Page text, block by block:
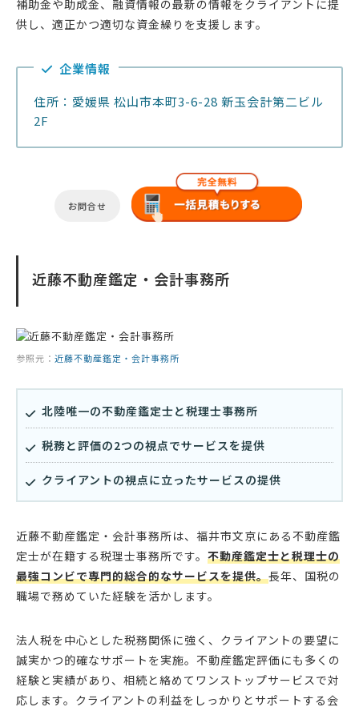
補助金や助成金、融資情報の最新の情報をクライアントに提
供し、適正かつ適切な資金繰りを支援します。
企業情報
住所：愛媛県 松山市本町3-6-28 新玉会計第二ビル
2F
お問合せ
近藤不動産鑑定・会計事務所
参照元： 近藤不動産鑑定・会計事務所
北陸唯一の不動産鑑定士と税理士事務所
税務と評価の2つの視点でサービスを提供
クライアントの視点に立ったサービスの提供
近藤不動産鑑定・会計事務所は、福井市文京にある不動産鑑
定士が在籍する税理士事務所です。 不動産鑑定士と税理士の
最強コンビで専門的総合的なサービスを提供。長年、国税の
職場で務めていた経験を活かします。
法人税を中心とした税務関係に強く、クライアントの要望に
誠実かつ的確なサポートを実施。不動産鑑定評価にも多くの
経験と実績があり、相続と絡めてワンストップサービスで対
応します。クライアントの利益をしっかりとサポートする会